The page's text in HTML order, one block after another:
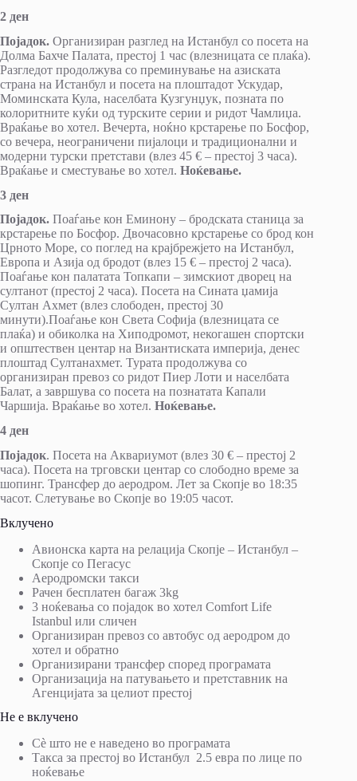
2 ден
Појадок. Организиран разглед на Истанбул со посета на
Долма Бахче Палата, престој 1 час (влезницата се плаќа).
Разгледот продолжува со преминување на азиската
страна на Истанбул и посета на плоштадот Ускудар,
Моминската Кула, населбата Кузгунџук, позната по
колоритните куќи од турските серии и ридот Чамлиџа.
Враќање во хотел. Вечерта, ноќно крстарење по Босфор,
со вечера, неограничени пијалоци и традиционални и
модерни турски претстави (влез 45 € – престој 3 часа).
Враќање и сместување во хотел. Ноќевање.
3 ден
Појадок. Поаѓање кон Еминону – бродската станица за
крстарење по Босфор. Двочасовно крстарење со брод кон
Црното Море, со поглед на крајбрежјето на Истанбул,
Европа и Азија од бродот (влез 15 € – престој 2 часа).
Поаѓање кон палатата Топкапи – зимскиот дворец на
султанот (престој 2 часа). Посета на Сината џамија
Султан Ахмет (влез слободен, престој 30
минути).Поаѓање кон Света Софија (влезницата се
плаќа) и обиколка на Хиподромот, некогашен спортски
и општествен центар на Византиската империја, денес
плоштад Султанахмет. Турата продолжува со
организиран превоз со ридот Пиер Лоти и населбата
Балат, а завршува со посета на познатата Капали
Чаршија. Враќање во хотел. Ноќевање.
4 ден
Појадок. Посета на Аквариумот (влез 30 € – престој 2
часа). Посета на трговски центар со слободно време за
шопинг. Трансфер до аеродром. Лет за Скопје во 18:35
часот. Слетување во Скопје во 19:05 часот.
Вклучено
Авионска карта на релација Скопје – Истанбул –
Скопје со Пегасус
Аеродромски такси
Рачен бесплатен багаж 3kg
3 ноќевања со појадок во хотел Comfort Life
Istanbul или сличен
Организиран превоз со автобус од аеродром до
хотел и обратно
Организирани трансфер според програмата
Организација на патувањето и претставник на
Агенцијата за целиот престој
Не е вклучено
Сѐ што не е наведено во програмата
Такса за престој во Истанбул 2.5 евра по лице по
ноќевање